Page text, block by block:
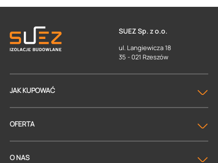
SUEZ Sp. z o.o.
ul. Langiewicza 18
35 - 021 Rzeszów
JAK KUPOWAĆ
OFERTA
O NAS